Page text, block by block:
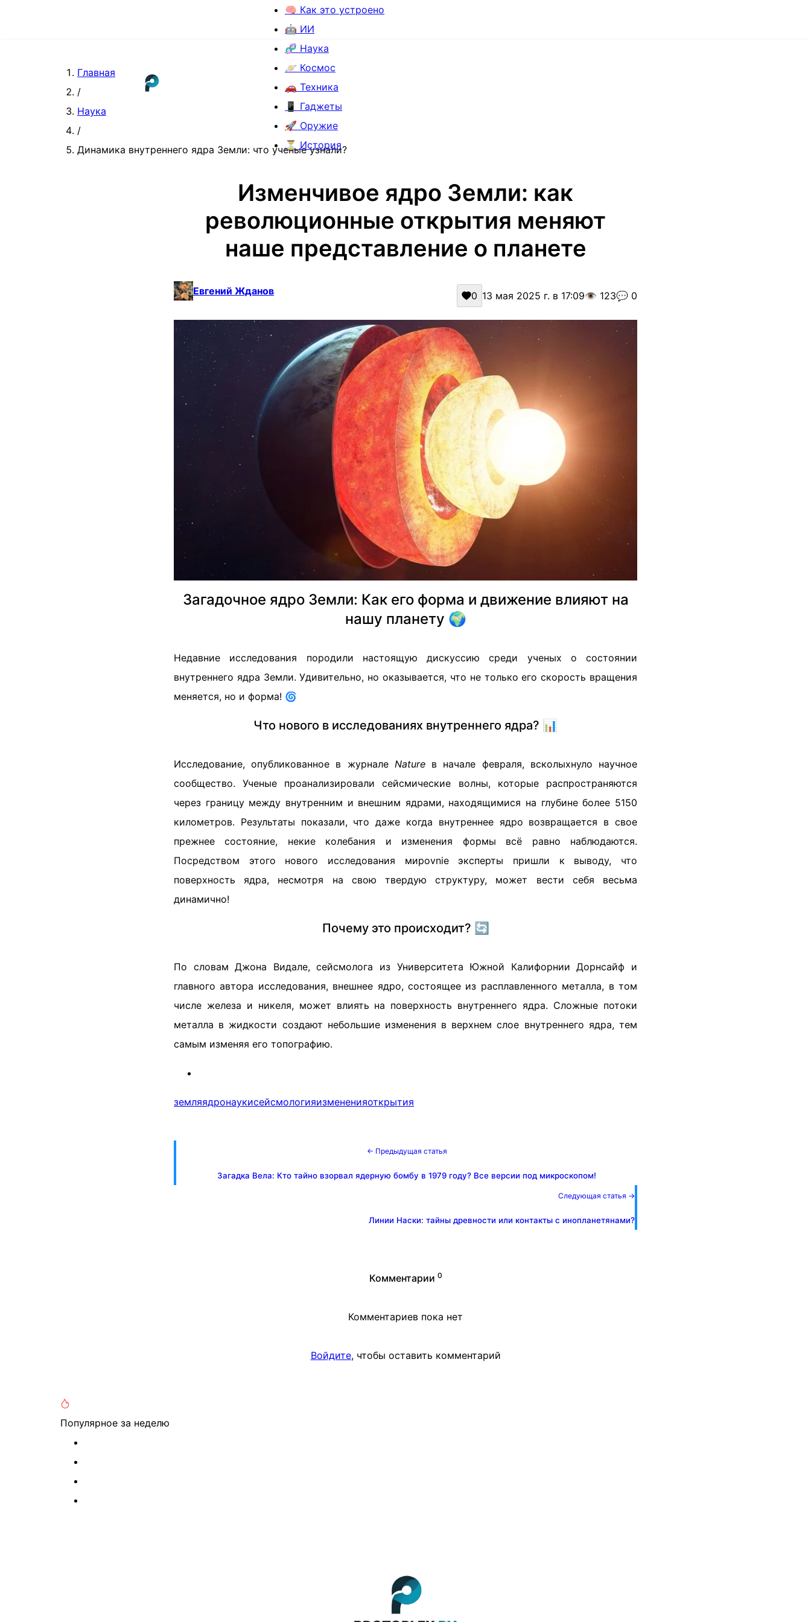
🧠 Как это устроено
🤖 ИИ
🧬 Наука
🪐 Космос
🚗 Техника
📱 Гаджеты
🚀 Оружие
⏳ История
Главная
/
Наука
/
Динамика внутреннего ядра Земли: что ученые узнали?
Изменчивое ядро Земли: как
революционные открытия меняют
наше представление о планете
Евгений Жданов 0 13 мая 2025 г. в 17:09👁️ 123💬 0
Загадочное ядро Земли: Как его форма и движение влияют на
нашу планету 🌍
Недавние исследования породили настоящую дискуссию среди ученых о состоянии
внутреннего ядра Земли. Удивительно, но оказывается, что не только его скорость вращения
меняется, но и форма! 🌀
Что нового в исследованиях внутреннего ядра? 📊
Исследование, опубликованное в журнале Natureв начале февраля, всколыхнуло научное
сообщество. Ученые проанализировали сейсмические волны, которые распространяются
через границу между внутренним и внешним ядрами, находящимися на глубине более 5150
километров. Результаты показали, что даже когда внутреннее ядро возвращается в свое
прежнее состояние, некие колебания и изменения формы всё равно наблюдаются.
Посредством этого нового исследования мирovniе эксперты пришли к выводу, что
поверхность ядра, несмотря на свою твердую структуру, может вести себя весьма
динамично!
Почему это происходит? 🔄
По словам Джона Видале, сейсмолога из Университета Южной Калифорнии Дорнсайф и
главного автора исследования, внешнее ядро, состоящее из расплавленного металла, в том
числе железа и никеля, может влиять на поверхность внутреннего ядра. Сложные потоки
металла в жидкости создают небольшие изменения в верхнем слое внутреннего ядра, тем
самым изменяя его топографию.
земляядронаукисейсмологияизмененияоткрытия
← Предыдущая статья
Загадка Вела: Кто тайно взорвал ядерную бомбу в 1979 году? Все версии под микроскопом!
Следующая статья →
Линии Наски: тайны древности или контакты с инопланетянами?
Комментарии 0
Комментариев пока нет
Войдите, чтобы оставить комментарий
Популярное за неделю